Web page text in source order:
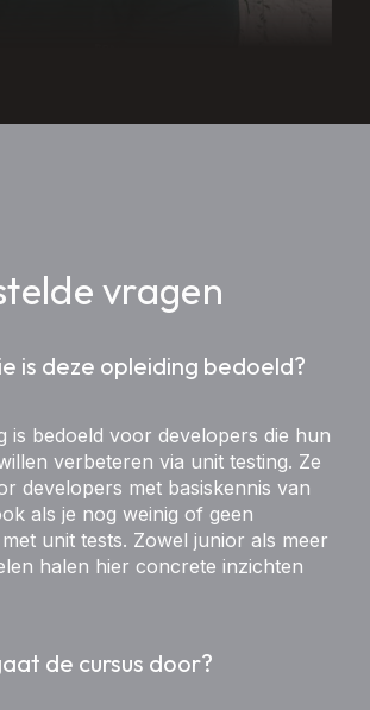
vragen
is deze opleiding bedoeld?
is bedoeld voor developers die hun
verbeteren via unit testing. Ze
developers met basiskennis van
als je nog weinig of geen
unit tests. Zowel junior als meer
halen hier concrete inzichten
de cursus door?